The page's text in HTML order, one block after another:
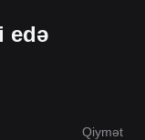
edə
Qiymət